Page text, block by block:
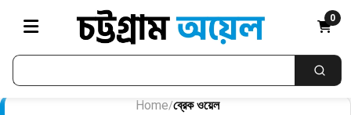
0
Home/ব্রেক ওয়েল